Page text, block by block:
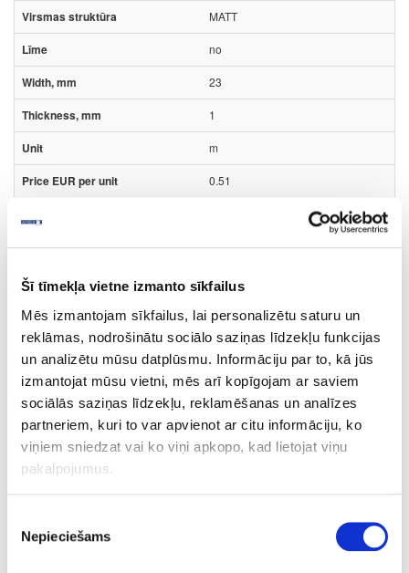
Šī tīmekļa vietne izmanto sīkfailus
Mēs izmantojam sīkfailus, lai personalizētu saturu un
reklāmas, nodrošinātu sociālo saziņas līdzekļu funkcijas
un analizētu mūsu datplūsmu. Informāciju par to, kā jūs
izmantojat mūsu vietni, mēs arī kopīgojam ar saviem
sociālās saziņas līdzekļu, reklamēšanas un analīzes
partneriem, kuri to var apvienot ar citu informāciju, ko
viņiem sniedzat vai ko viņi apkopo, kad lietojat viņu
pakalpojumus.
izvēle
Nepieciešams
MATT
no
23
1
m
0.51
Glue:
nav- no;
Surface structure:
MATT- Matt;
Volume discounts: 1-3 rolls 15%, 4-6 rolls 20%, more than 10 rolls
26%. Max discount 15% for rolls marked with "special price". 15%
discount for full rolls.
RELATED PRODUCTS